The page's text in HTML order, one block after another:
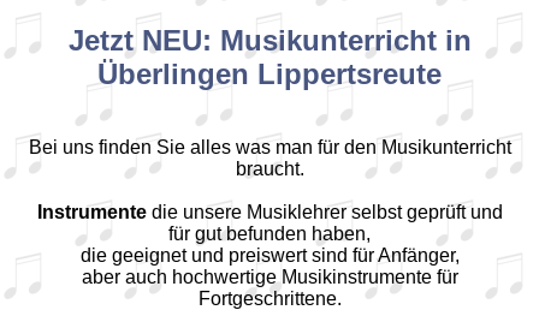
Jetzt NEU: Musikunterricht in
Überlingen Lippertsreute
Bei uns finden Sie alles was man für den Musikunterricht
braucht.
Instrumentedie unsere Musiklehrer selbst geprüft und
für gut befunden haben,
die geeignet und preiswert sind für Anfänger,
aber auch hochwertige Musikinstrumente für
Fortgeschrittene.